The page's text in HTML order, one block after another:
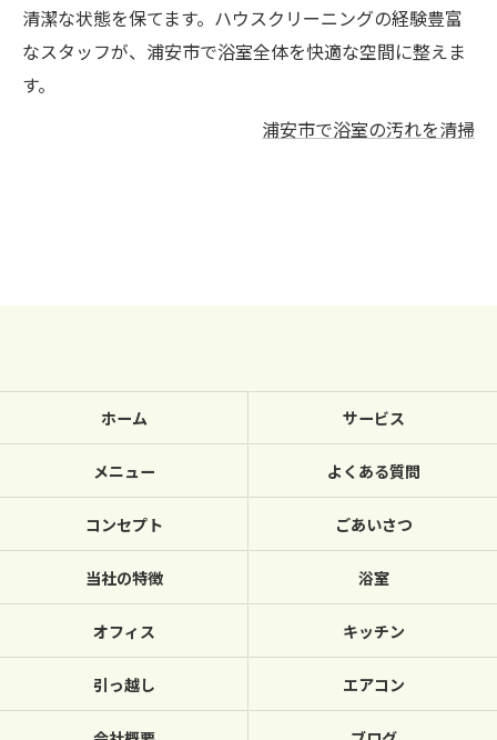
清潔な状態を保てます。ハウスクリーニングの経験豊富
なスタッフが、浦安市で浴室全体を快適な空間に整えま
す。
浦安市で浴室の汚れを清掃
ホーム サービス
メニュー よくある質問
コンセプト ごあいさつ
当社の特徴 浴室
オフィス キッチン
引っ越し エアコン